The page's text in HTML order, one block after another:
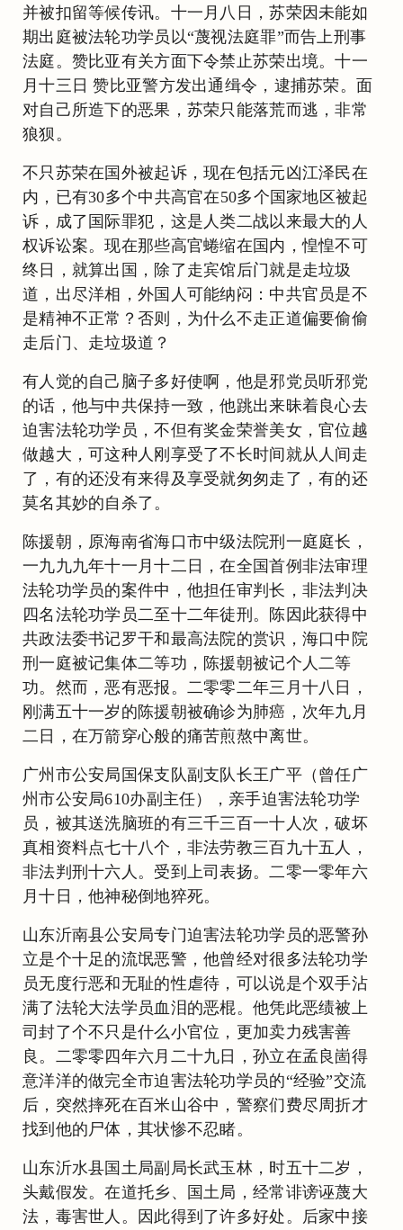
并被扣留等候传讯。十一月八日，苏荣因未能如
期出庭被法轮功学员以“蔑视法庭罪”而告上刑事
法庭。赞比亚有关方面下令禁止苏荣出境。十一
月十三日 赞比亚警方发出通缉令，逮捕苏荣。面
对自己所造下的恶果，苏荣只能落荒而逃，非常
狼狈。
不只苏荣在国外被起诉，现在包括元凶江泽民在
内，已有30多个中共高官在50多个国家地区被起
诉，成了国际罪犯，这是人类二战以来最大的人
权诉讼案。现在那些高官蜷缩在国内，惶惶不可
终日，就算出国，除了走宾馆后门就是走垃圾
道，出尽洋相，外国人可能纳闷：中共官员是不
是精神不正常？否则，为什么不走正道偏要偷偷
走后门、走垃圾道？
有人觉的自己脑子多好使啊，他是邪党员听邪党
的话，他与中共保持一致，他跳出来昧着良心去
迫害法轮功学员，不但有奖金荣誉美女，官位越
做越大，可这种人刚享受了不长时间就从人间走
了，有的还没有来得及享受就匆匆走了，有的还
莫名其妙的自杀了。
陈援朝，原海南省海口市中级法院刑一庭庭长，
一九九九年十一月十二日，在全国首例非法审理
法轮功学员的案件中，他担任审判长，非法判决
四名法轮功学员二至十二年徒刑。陈因此获得中
共政法委书记罗干和最高法院的赏识，海口中院
刑一庭被记集体二等功，陈援朝被记个人二等
功。然而，恶有恶报。二零零二年三月十八日，
刚满五十一岁的陈援朝被确诊为肺癌，次年九月
二日，在万箭穿心般的痛苦煎熬中离世。
广州市公安局国保支队副支队长王广平（曾任广
州市公安局610办副主任），亲手迫害法轮功学
员，被其送洗脑班的有三千三百一十人次，破坏
真相资料点七十八个，非法劳教三百九十五人，
非法判刑十六人。受到上司表扬。二零一零年六
月十日，他神秘倒地猝死。
山东沂南县公安局专门迫害法轮功学员的恶警孙
立是个十足的流氓恶警，他曾经对很多法轮功学
员无度行恶和无耻的性虐待，可以说是个双手沾
满了法轮大法学员血泪的恶棍。他凭此恶绩被上
司封了个不只是什么小官位，更加卖力残害善
良。二零零四年六月二十九日，孙立在孟良崮得
意洋洋的做完全市迫害法轮功学员的“经验”交流
后，突然摔死在百米山谷中，警察们费尽周折才
找到他的尸体，其状惨不忍睹。
山东沂水县国土局副局长武玉林，时五十二岁，
头戴假发。在道托乡、国土局，经常诽谤诬蔑大
法，毒害世人。因此得到了许多好处。后家中接